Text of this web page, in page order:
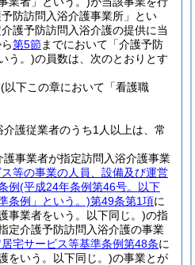
防訪問入浴介護事業所」とい
護予防訪問入浴介護の提供に当
第5節までにおいて「介護予防
う。)の員数は、次のとおりとす
(以下この章において「看護職
護従業者のうち1人以上は、常
事業者が指定訪問入浴介護事業
等の事業の人員、設備及び運営
例(平成24年条例第46号。以下
条例」という。)第49条第1項に
事業者をいう。以下同じ。)の指
定介護予防訪問入浴介護の事業
宅サービス等基準条例第48条に
をいう。以下同じ。)の事業とが